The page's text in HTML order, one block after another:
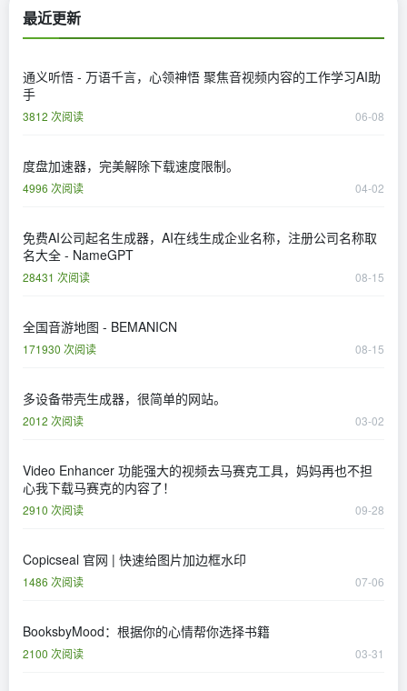
最近更新
通义听悟 - 万语千言，心领神悟 聚焦音视频内容的工作学习AI助
手
3812 次阅读 06-08
度盘加速器，完美解除下载速度限制。
4996 次阅读 04-02
免费AI公司起名生成器，AI在线生成企业名称，注册公司名称取
名大全 - NameGPT
28431 次阅读 08-15
全国音游地图 - BEMANICN
171930 次阅读 08-15
多设备带壳生成器，很简单的网站。
2012 次阅读 03-02
Video Enhancer 功能强大的视频去马赛克工具，妈妈再也不担
心我下载马赛克的内容了！
2910 次阅读 09-28
Copicseal 官网 | 快速给图片加边框水印
1486 次阅读 07-06
BooksbyMood：根据你的心情帮你选择书籍
2100 次阅读 03-31